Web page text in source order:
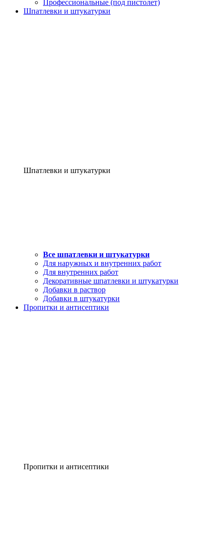
Профессиональные (под пистолет)
Шпатлевки и штукатурки
Шпатлевки и штукатурки
Все шпатлевки и штукатурки
Для наружных и внутренних работ
Для внутренних работ
Декоративные шпатлевки и штукатурки
Добавки в раствор
Добавки в штукатурки
Пропитки и антисептики
Пропитки и антисептики